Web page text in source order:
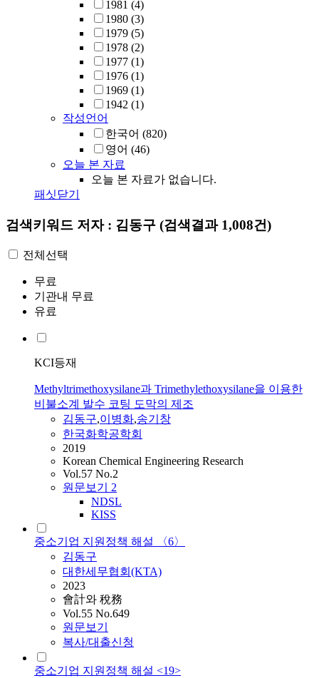
1981 (4)
1980 (3)
1979 (5)
1978 (2)
1977 (1)
1976 (1)
1969 (1)
1942 (1)
작성언어
한국어 (820)
영어 (46)
오늘 본 자료
오늘 본 자료가 없습니다.
패싯닫기
검색키워드 저자 : 김동구 (검색결과 1,008건)
전체선택
무료
기관내 무료
유료
KCI등재
Methyltrimethoxysilane과 Trimethylethoxysilane을 이용한
비불소계 발수 코팅 도막의 제조
김동구,이병화,송기창
한국화학공학회
2019
Korean Chemical Engineering Research
Vol.57 No.2
원문보기 2
NDSL
KISS
중소기업 지원정책 해설 〈6〉
김동구
대한세무협회(KTA)
2023
會計와 稅務
Vol.55 No.649
원문보기
복사/대출신청
중소기업 지원정책 해설 <19>